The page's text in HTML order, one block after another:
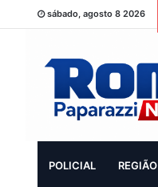
sábado, agosto 8 2026
POLICIAL REGIÃO